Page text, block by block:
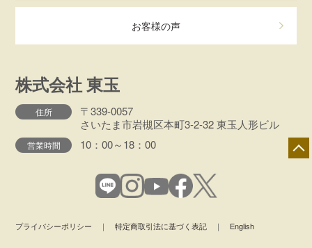
お客様の声
株式会社 東玉
住所
〒339-0057
さいたま市岩槻区本町3-2-32 東玉人形ビル
営業時間 10：00～18：00
プライバシーポリシー ｜特定商取引法に基づく表記 ｜ English